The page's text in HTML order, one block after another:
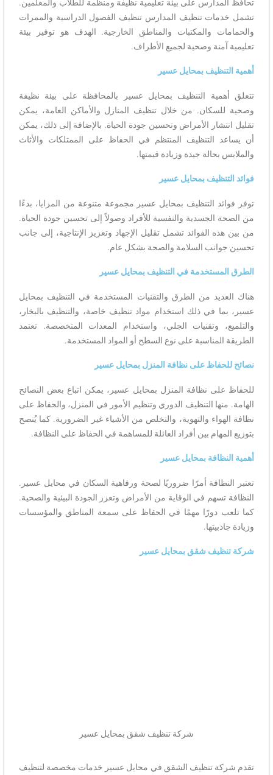
تحافظ المدارس على بيئة تعليمية نظيفة ومنظمة للطلاب والمعلمين.
تشمل خدمات تنظيف المدارس تنظيف الفصول الدراسية والممرات
والحمامات والمكتبات والمناطق الخارجية. الهدف هو توفير بيئة
تعليمية آمنة وصحية لجميع الأطراف.
أهمية التنظيف بمحايل عسير
تتعلق أهمية التنظيف بمحايل عسير بالمحافظة على بيئة نظيفة
وصحية للسكان. من خلال تنظيف المنازل والأماكن العامة، يمكن
تقليل انتشار الأمراض وتحسين جودة الحياة. بالإضافة إلى ذلك، يمكن
أن يساعد التنظيف المنتظم في الحفاظ على الممتلكات والأثاث
والملابس بحالة جيدة وزيادة قيمتها.
فوائد التنظيف بمحايل عسير
توفر فوائد التنظيف بمحايل عسير مجموعة متنوعة من المزايا، بدءًا
من الصحة الجسدية والنفسية للأفراد وصولاً إلى تحسين جودة الحياة.
من بين هذه الفوائد تشمل تقليل الإجهاد وتعزيز الإنتاجية، إلى جانب
تحسين جوانب السلامة والصحة بشكل عام.
الطرق المستخدمة في التنظيف بمحايل عسير
هناك العديد من الطرق والتقنيات المستخدمة في التنظيف بمحايل
عسير، بما في ذلك استخدام مواد تنظيف خاصة، والتنظيف بالبخار،
والتلميع، وتقنيات الجلي، واستخدام المعدات المتخصصة. تعتمد
الطريقة المناسبة على نوع السطح أو المواد المستخدمة.
نصائح للحفاظ على نظافة المنزل بمحايل عسير
للحفاظ على نظافة المنزل بمحايل عسير، يمكن اتباع بعض النصائح
الهامة. منها التنظيف الدوري وتنظيم الأمور في المنزل، والحفاظ على
نظافة الهواء والتهوية، والتخلص من الأشياء غير الضرورية. كما يُنصح
بتوزيع المهام بين أفراد العائلة للمساهمة في الحفاظ على النظافة.
أهمية النظافة بمحايل عسير
تعتبر النظافة أمرًا ضروريًا لصحة ورفاهية السكان في محايل عسير.
النظافة تسهم في الوقاية من الأمراض وتعزز الجودة البيئية والصحية.
كما تلعب دورًا مهمًا في الحفاظ على سمعة المناطق والمؤسسات
وزيادة جاذبيتها.
شركة تنظيف شقق بمحايل عسير
شركة تنظيف شقق بمحايل عسير
تقدم شركة تنظيف الشقق في محايل عسير خدمات مخصصة لتنظيف